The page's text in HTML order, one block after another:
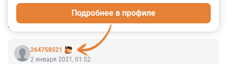
КОММЕНТАРИИ 3
264758521
Подробнее в профиле
2 января 2021, 01:52